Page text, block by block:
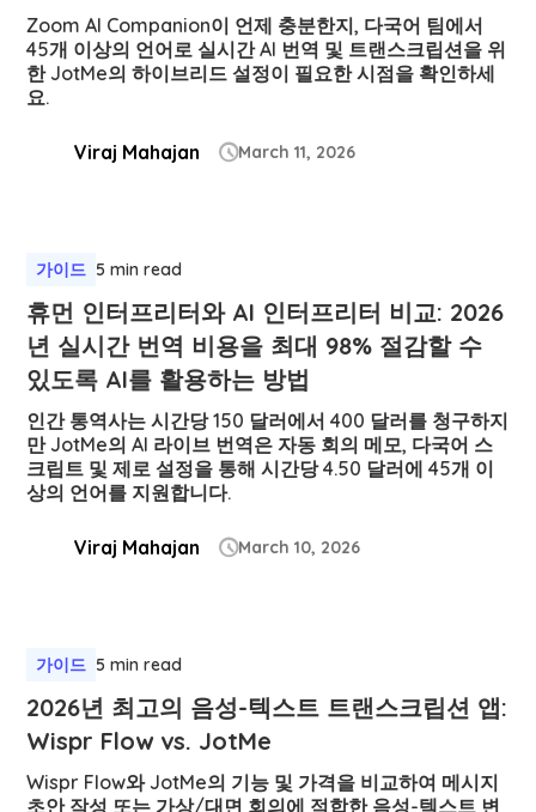
Zoom AI Companion이 언제 충분한지, 다국어 팀에서
45개 이상의 언어로 실시간 AI 번역 및 트랜스크립션을 위
한 JotMe의 하이브리드 설정이 필요한 시점을 확인하세
요.
Viraj Mahajan March 11, 2026
가이드 5 min read
휴먼 인터프리터와 AI 인터프리터 비교: 2026
년 실시간 번역 비용을 최대 98% 절감할 수
있도록 AI를 활용하는 방법
인간 통역사는 시간당 150 달러에서 400 달러를 청구하지
만 JotMe의 AI 라이브 번역은 자동 회의 메모, 다국어 스
크립트 및 제로 설정을 통해 시간당 4.50 달러에 45개 이
상의 언어를 지원합니다.
Viraj Mahajan March 10, 2026
가이드 5 min read
2026년 최고의 음성-텍스트 트랜스크립션 앱:
Wispr Flow vs. JotMe
Wispr Flow와 JotMe의 기능 및 가격을 비교하여 메시지
초안 작성 또는 가상/대면 회의에 적합한 음성-텍스트 변